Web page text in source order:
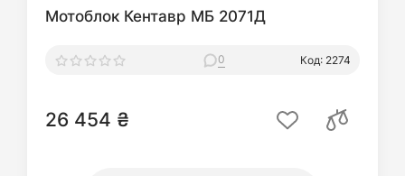
Мотоблок Кентавр МБ 2071Д
0 Код: 2274
26 454 ₴